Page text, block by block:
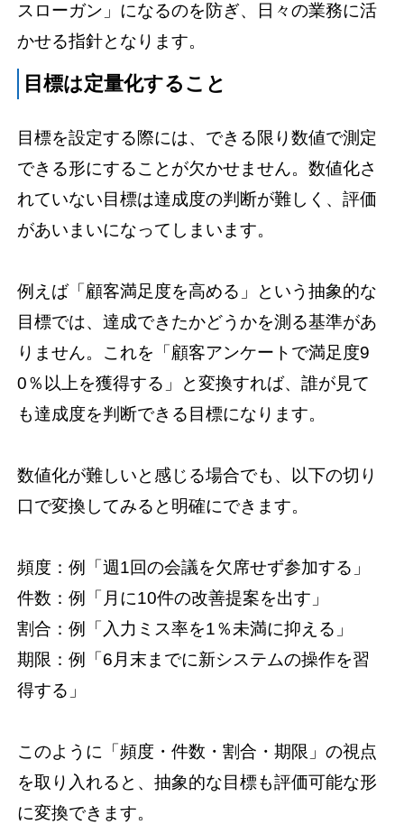
スローガン」になるのを防ぎ、日々の業務に活
かせる指針となります。
目標は定量化すること
目標を設定する際には、できる限り数値で測定
できる形にすることが欠かせません。数値化さ
れていない目標は達成度の判断が難しく、評価
があいまいになってしまいます。
例えば「顧客満足度を高める」という抽象的な
目標では、達成できたかどうかを測る基準があ
りません。これを「顧客アンケートで満足度9
0％以上を獲得する」と変換すれば、誰が見て
も達成度を判断できる目標になります。
数値化が難しいと感じる場合でも、以下の切り
口で変換してみると明確にできます。
頻度：例「週1回の会議を欠席せず参加する」
件数：例「月に10件の改善提案を出す」
割合：例「入力ミス率を1％未満に抑える」
期限：例「6月末までに新システムの操作を習
得する」
このように「頻度・件数・割合・期限」の視点
を取り入れると、抽象的な目標も評価可能な形
に変換できます。